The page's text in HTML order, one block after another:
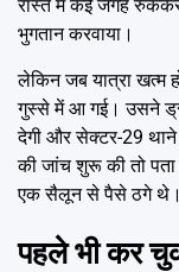
रास्ते में कई जगह रुककर
भुगतान करवाया।
लेकिन जब यात्रा खत्म
गुस्से में आ गई। उसने
देगी और सेक्टर-29 थाने
की जांच शुरू की तो
एक सैलून से पैसे ठगे थे।
पहले भी कर